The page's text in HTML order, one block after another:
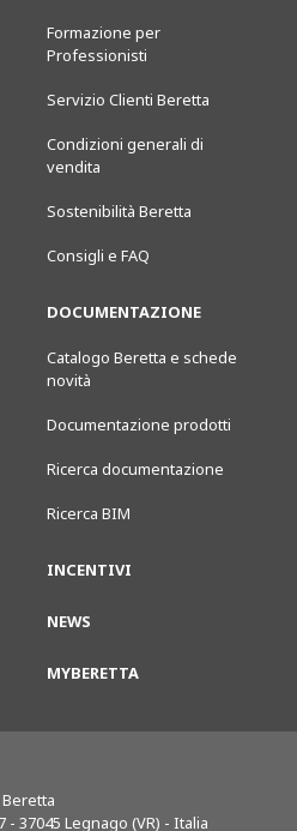
Formazione per
Professionisti
Servizio Clienti Beretta
Condizioni generali di
vendita
Sostenibilità Beretta
Consigli e FAQ
DOCUMENTAZIONE
Catalogo Beretta e schede
novità
Documentazione prodotti
Ricerca documentazione
Ricerca BIM
INCENTIVI
NEWS
MYBERETTA
Beretta
- 37045 Legnago (VR) - Italia